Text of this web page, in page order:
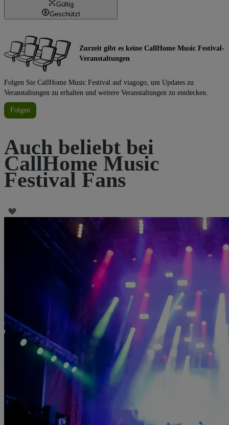
Gültig
Geschützt
Zurzeit gibt es keine CallHome Music Festival-
Veranstaltungen
Folgen Sie CallHome Music Festival auf viagogo, um Updates zu
Veranstaltungen zu erhalten und weitere Veranstaltungen zu entdecken.
Folgen
Auch beliebt bei
CallHome Music
Festival Fans